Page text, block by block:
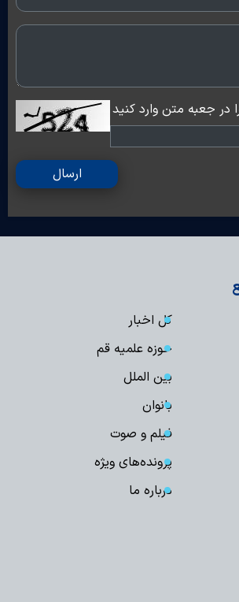
در جعبه متن وارد کنید
ارسال
کل اخبار
حوزه علمیه قم
بین الملل
بانوان
فیلم و صوت
پرونده‌های ویژه
درباره ما